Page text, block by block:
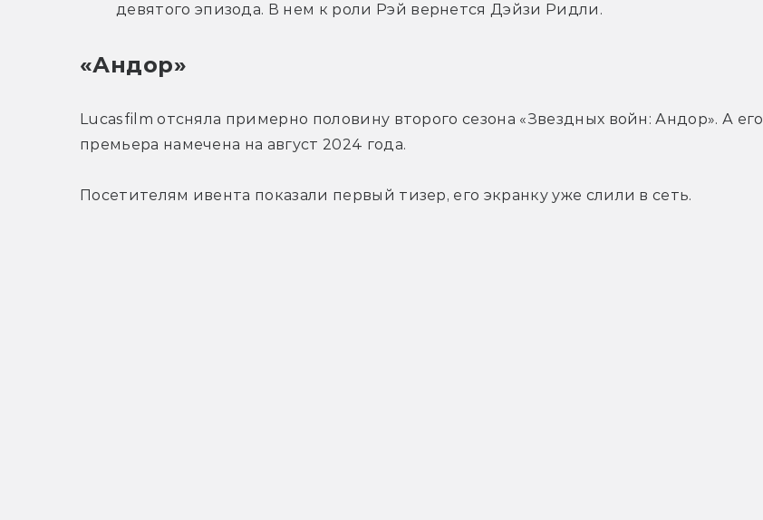
девятого эпизода. В нем к роли Рэй вернется Дэйзи Ридли.
«Андор»
Lucasfilm отсняла примерно половину второго сезона «Звездных войн: Андор». А его
премьера намечена на август 2024 года.
Посетителям ивента показали первый тизер, его экранку уже слили в сеть.